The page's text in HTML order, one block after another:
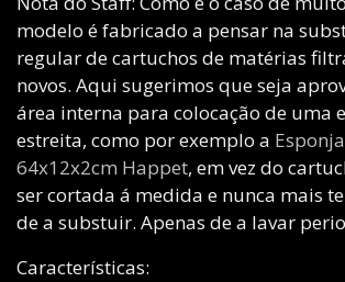
modelo é fabricado a pensar na
regular de cartuchos de matérias
novos. Aqui sugerimos que seja
área interna para colocação de uma
estreita, como por exemplo a
64x12x2cm Happet, em vez do
ser cortada á medida e nunca mais
de a substuir. Apenas de a lavar
Características: